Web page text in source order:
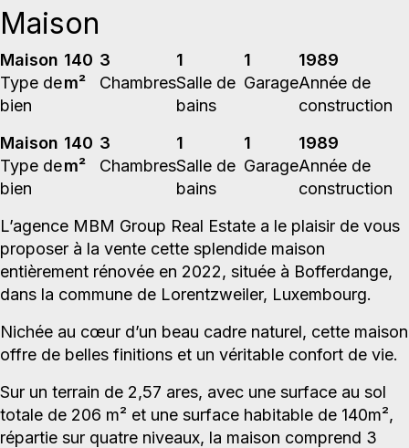
Maison
Maison
Type de
bien
140
m²
3
Chambres
1
Salle de
bains
1
Garage
1989
Année de
construction
Maison
Type de
bien
140
m²
3
Chambres
1
Salle de
bains
1
Garage
1989
Année de
construction
L’agence MBM Group Real Estate a le plaisir de vous
proposer à la vente cette splendide maison
entièrement rénovée en 2022, située à Bofferdange,
dans la commune de Lorentzweiler, Luxembourg.
Nichée au cœur d’un beau cadre naturel, cette maison
offre de belles finitions et un véritable confort de vie.
Sur un terrain de 2,57 ares, avec une surface au sol
totale de 206 m² et une surface habitable de 140m²,
répartie sur quatre niveaux, la maison comprend 3